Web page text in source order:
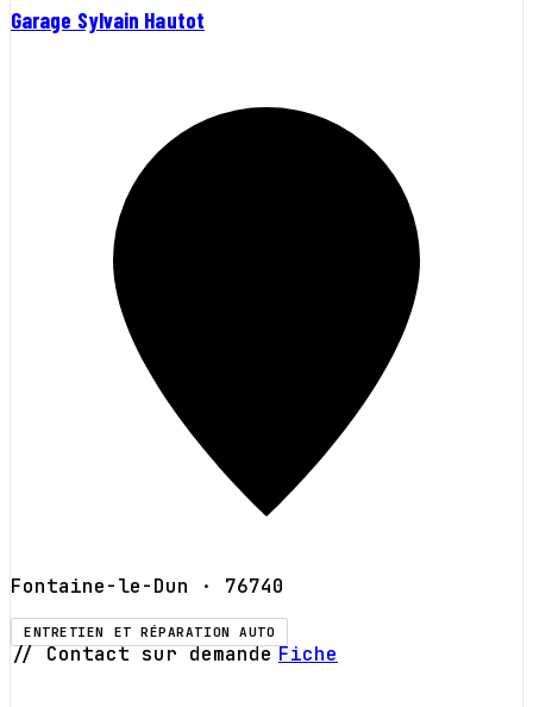
Garage Sylvain Hautot
Fontaine-le-Dun · 76740
ENTRETIEN ET RÉPARATION AUTO
// Contact sur demande Fiche